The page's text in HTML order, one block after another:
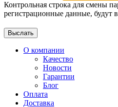
Контрольная строка для смены
регистрационные данные, будут
О компании
Качество
Новости
Гарантии
Блог
Оплата
Доставка